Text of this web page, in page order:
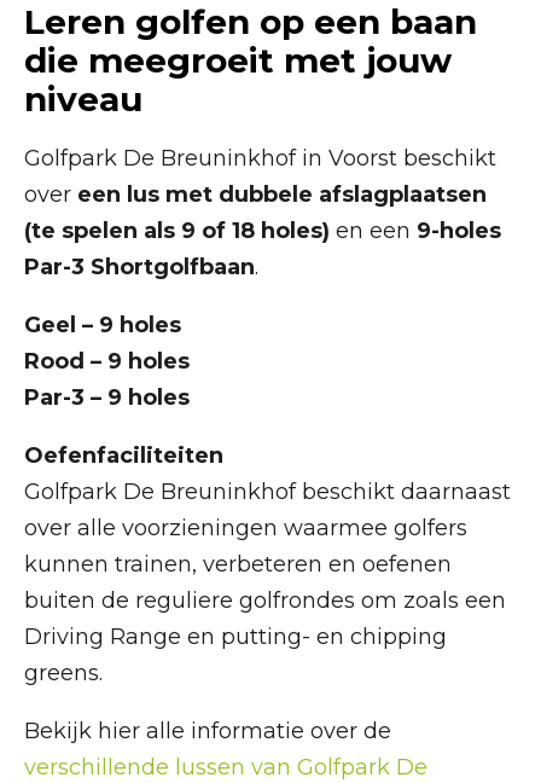
Leren golfen op een baan
die meegroeit met jouw
niveau
Golfpark De Breuninkhof in Voorst beschikt
over een lus met dubbele afslagplaatsen
(te spelen als 9 of 18 holes) en een 9-holes
Par-3 Shortgolfbaan.
Geel – 9 holes
Rood – 9 holes
Par-3 – 9 holes
Oefenfaciliteiten
Golfpark De Breuninkhof beschikt daarnaast
over alle voorzieningen waarmee golfers
kunnen trainen, verbeteren en oefenen
buiten de reguliere golfrondes om zoals een
Driving Range en putting- en chipping
greens.
Bekijk hier alle informatie over de
verschillende lussen van Golfpark De